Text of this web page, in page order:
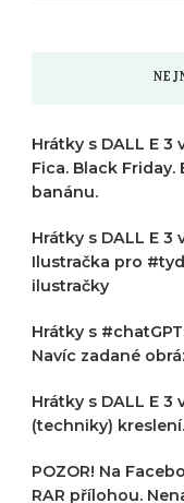
Hrátky s DALL E 3
Fica. Black
banánu.
Hrátky s DALL E 3
Ilustračka pro
ilustračky
Hrátky s
Navíc zadané
Hrátky s DALL E 3
(techniky)
POZOR! Na
RAR přílohou.